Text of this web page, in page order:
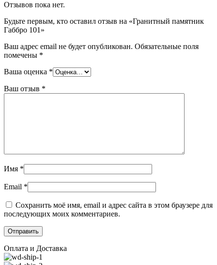
Отзывов пока нет.
Будьте первым, кто оставил отзыв на «Гранитный памятник
Габбро 101»
Ваш адрес email не будет опубликован. Обязательные поля
помечены *
Ваша оценка *
Ваш отзыв *
Имя *
Email *
Сохранить моё имя, email и адрес сайта в этом браузере для
последующих моих комментариев.
Оплата и Доставка